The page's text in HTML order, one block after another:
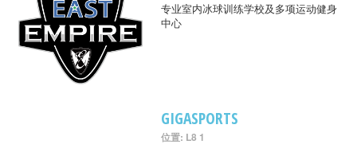
专业室内冰球训练学校及多项运动健身
中心
GIGASPORTS
位置: L8 1